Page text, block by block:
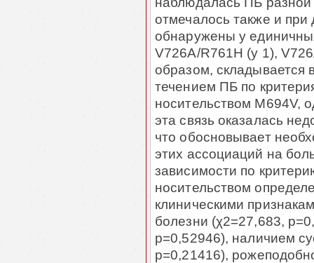
отмечалось также и при
обнаружены у
V726A/R761H (у 1),
образом, складывается
течением ПБ по
носительством M694V,
эта связь оказалась
что обосновывает
этих ассоциаций на
зависимости по
носительством
клиническими
болезни (χ2=27,683,
р=0,52946), наличием
р=0,21416),